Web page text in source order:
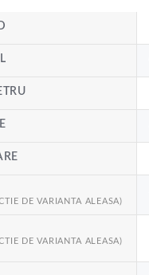
DE VARIANTA ALEASA)
DE VARIANTA ALEASA)